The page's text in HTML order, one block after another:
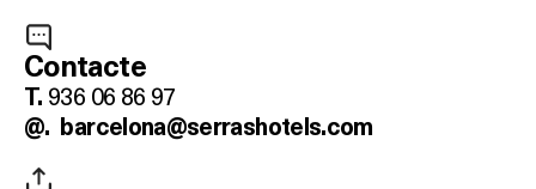
Contacte
T. 936 06 86 97
@. barcelona@serrashotels.com